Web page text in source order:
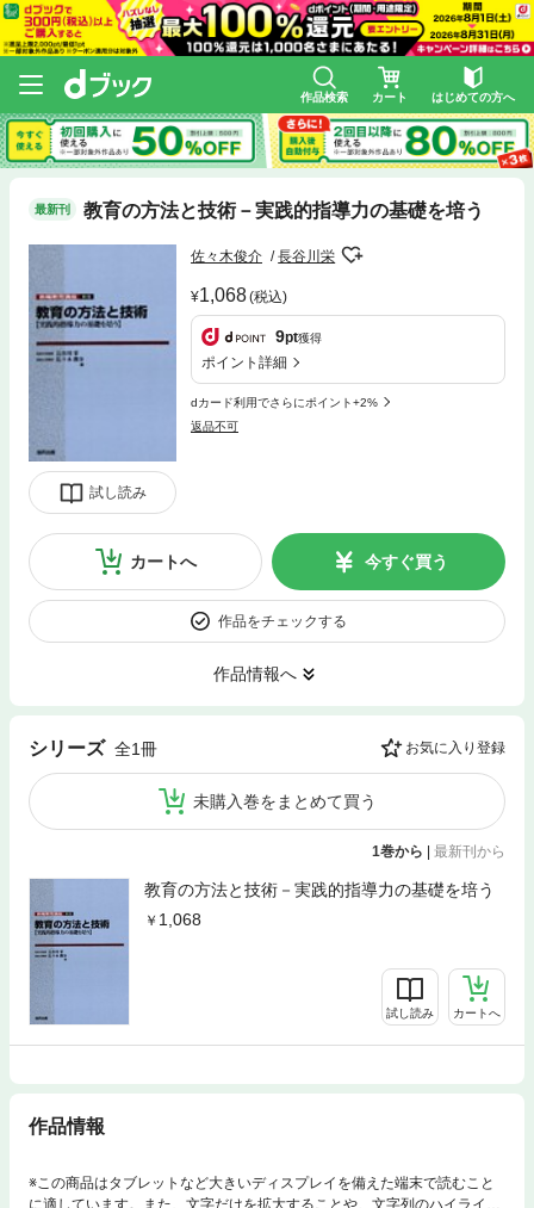
作品検索 カート はじめての方へ
最新刊 教育の方法と技術－実践的指導力の基礎を培う
試し読み
佐々木俊介 長谷川栄
1,068(税込)
9pt獲得
ポイント詳細
dカード利用でさらにポイント+2%
返品不可
カートへ 今すぐ買う
作品をチェックする
作品情報へ
シリーズ 全1冊 お気に入り登録
未購入巻をまとめて買う
1巻から 最新刊から
教育の方法と技術－実践的指導力の基礎を培う
1,068
試し読み カートへ
作品情報
※この商品はタブレットなど大きいディスプレイを備えた端末で読むこと